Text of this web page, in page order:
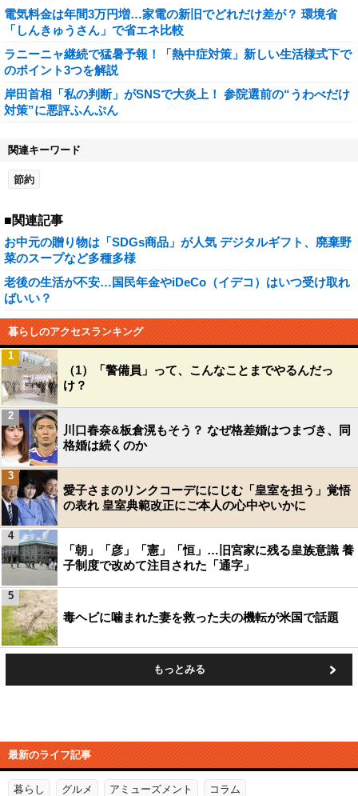
電気料金は年間3万円増…家電の新旧でどれだけ差が？ 環境省
「しんきゅうさん」で省エネ比較
ラニーニャ継続で猛暑予報！「熱中症対策」新しい生活様式下で
のポイント3つを解説
岸田首相「私の判断」がSNSで大炎上！ 参院選前の“うわべだけ
対策”に悪評ふんぷん
関連キーワード
節約
■関連記事
お中元の贈り物は「SDGs商品」が人気 デジタルギフト、廃棄野
菜のスープなど多種多様
老後の生活が不安…国民年金やiDeCo（イデコ）はいつ受け取れ
ばいい？
暮らしのアクセスランキング
（1）「警備員」って、こんなことまでやるんだっ
け？
1
川口春奈&板倉滉もそう？ なぜ格差婚はつまづき、同
格婚は続くのか
2
愛子さまのリンクコーデににじむ「皇室を担う」覚悟
の表れ 皇室典範改正にご本人の心中やいかに
3
「朝」「彦」「憲」「恒」…旧宮家に残る皇族意識 養
子制度で改めて注目された「通字」
4
毒ヘビに噛まれた妻を救った夫の機転が米国で話題
5
もっとみる
最新のライフ記事
暮らし グルメ アミューズメント コラム